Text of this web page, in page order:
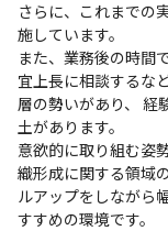
さらに、これまでの
施しています。
また、業務後の時間
宜上長に相談するな
層の勢いがあり、 経
土があります。
意欲的に取り組む姿
織形成に関する領域
ルアップをしながら
すすめの環境です。